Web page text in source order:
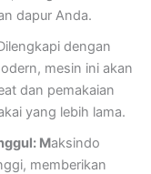
dapur Anda.
dengan
mesin ini akan
dan pemakaian
yang lebih lama.
Maksindo
memberikan